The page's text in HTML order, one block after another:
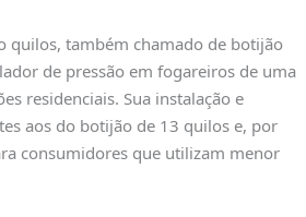
quilos, também chamado de botijão
de pressão em fogareiros de uma
residenciais. Sua instalação e
aos do botijão de 13 quilos e, por
consumidores que utilizam menor